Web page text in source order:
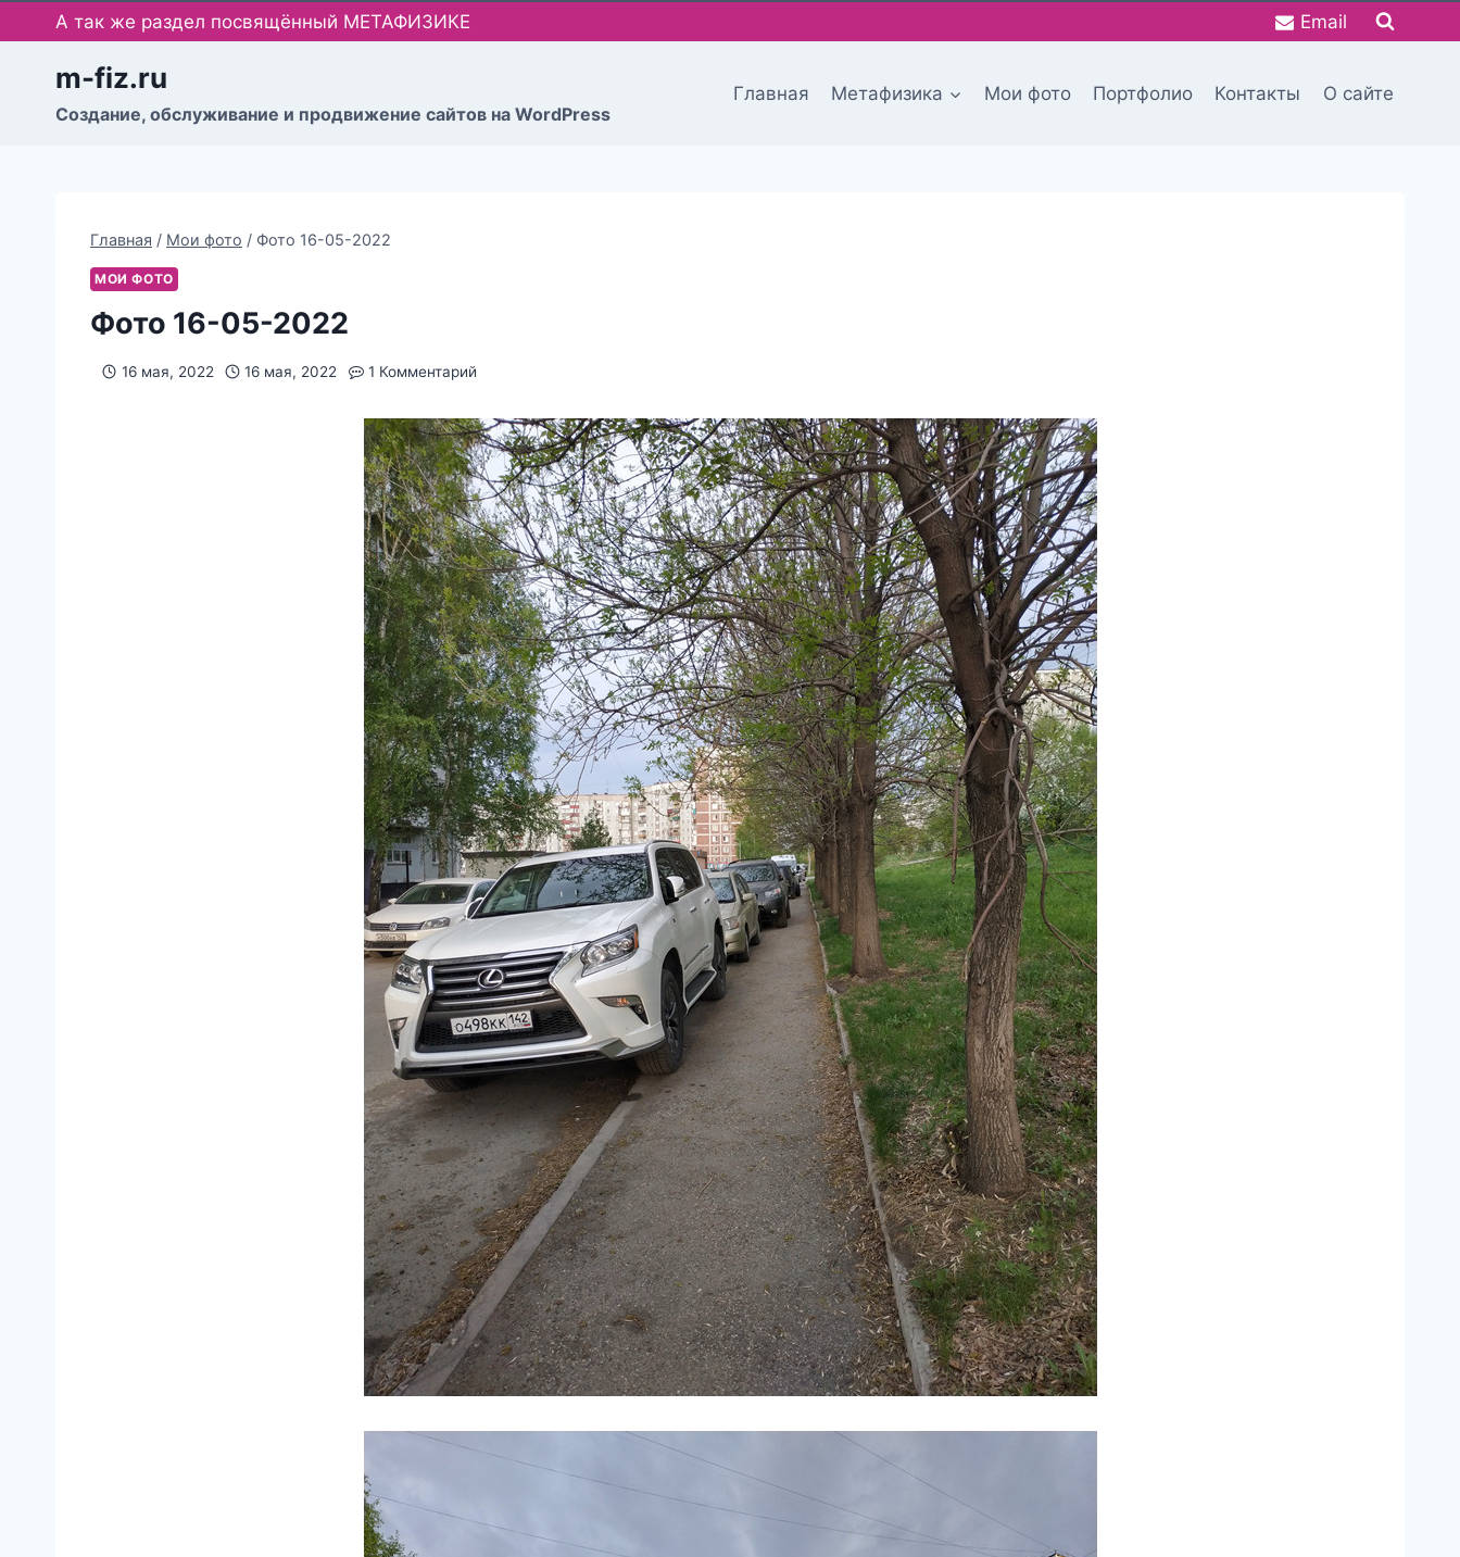
Перейти
к
содержимому
А так же раздел посвящённый МЕТАФИЗИКЕ Email
m-fiz.ru
Cоздание, обслуживание и продвижение сайтов на WordPress
Главная Метафизика Мои фото Портфолио Контакты О сайте
Главная / Мои фото / Фото 16-05-2022
МОИ ФОТО
Фото 16-05-2022
16 мая, 2022 16 мая, 2022 1 Комментарий